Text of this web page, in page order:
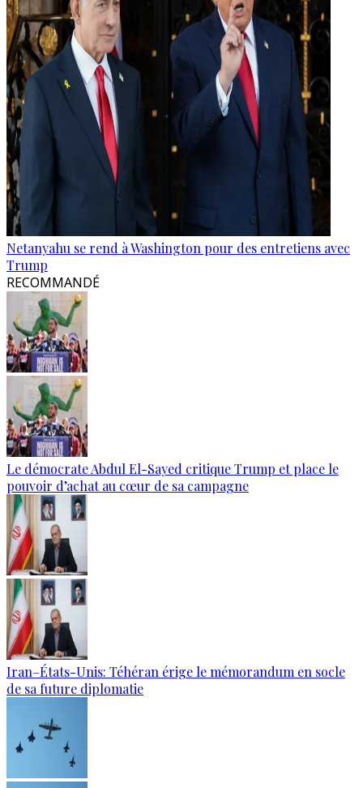
Netanyahu se rend à Washington pour des entretiens avec
Trump
RECOMMANDÉ
Le démocrate Abdul El-Sayed critique Trump et place le
pouvoir d’achat au cœur de sa campagne
Iran–États-Unis: Téhéran érige le mémorandum en socle
de sa future diplomatie